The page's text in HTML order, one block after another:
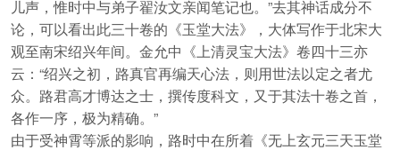
儿声，惟时中与弟子翟汝文亲闻笔记也。”去其神话成分不
论，可以看出此三十卷的《玉堂大法》，大体写作于北宋大
观至南宋绍兴年间。金允中《上清灵宝大法》卷四十三亦
云：“绍兴之初，路真官再编天心法，则用世法以定之者尤
众。路君高才博达之士，撰传度科文，又于其法十卷之首，
各作一序，极为精确。”
由于受神霄等派的影响，路时中在所着《无上玄元三天玉堂